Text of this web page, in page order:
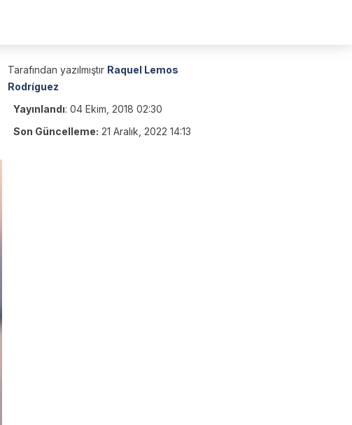
Tarafından yazılmıştır Raquel Lemos
Rodríguez
Yayınlandı: 04 Ekim, 2018 02:30
Son Güncelleme: 21 Aralık, 2022 14:13